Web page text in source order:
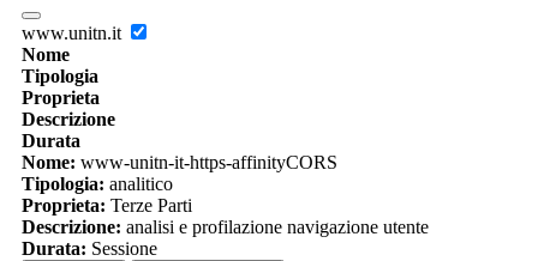
www.unitn.it
Nome
Tipologia
Proprieta
Descrizione
Durata
Nome: www-unitn-it-https-affinityCORS
Tipologia: analitico
Proprieta: Terze Parti
Descrizione: analisi e profilazione navigazione utente
Durata: Sessione